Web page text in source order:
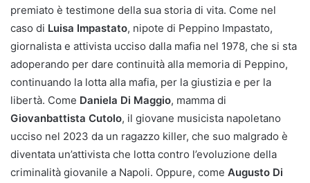
premiato è testimone della sua storia di vita. Come nel
caso di Luisa Impastato, nipote di Peppino Impastato,
giornalista e attivista ucciso dalla mafia nel 1978, che si sta
adoperando per dare continuità alla memoria di Peppino,
continuando la lotta alla mafia, per la giustizia e per la
libertà. Come Daniela Di Maggio, mamma di
Giovanbattista Cutolo, il giovane musicista napoletano
ucciso nel 2023 da un ragazzo killer, che suo malgrado è
diventata un’attivista che lotta contro l’evoluzione della
criminalità giovanile a Napoli. Oppure, come Augusto Di